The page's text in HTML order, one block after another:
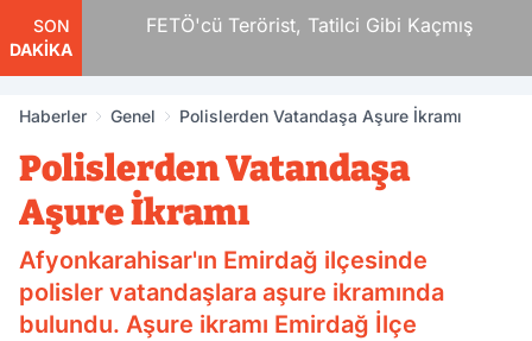
SON
DAKİKA
FETÖ'cü Terörist, Tatilci Gibi Kaçmış
Haberler Genel Polislerden Vatandaşa Aşure İkramı
Polislerden Vatandaşa
Aşure İkramı
Afyonkarahisar'ın Emirdağ ilçesinde
polisler vatandaşlara aşure ikramında
bulundu. Aşure ikramı Emirdağ İlçe